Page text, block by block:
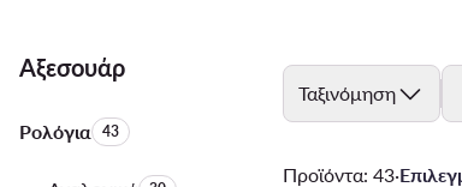
Αξεσουάρ
ΡολόγιαΑριθμός προϊόντων:
43
Ταξινόμηση
Προϊόντα: 43·